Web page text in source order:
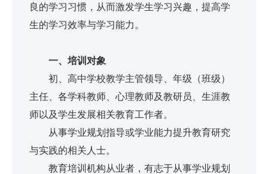
良的学习习惯，从而激发学生学习兴趣，提高学
生的学习效率与学习能力。
一、培训对象
初、高中学校教学主管领导、年级（班级）
主任、各学科教师、心理教师及教研员、生涯教
师以及学生发展相关教育工作者。
从事学业规划指导或学业能力提升教育研究
与实践的相关人士。
教育培训机构从业者，有志于从事学业规划